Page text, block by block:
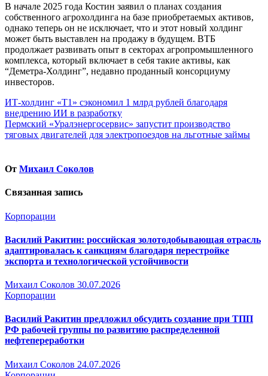
В начале 2025 года Костин заявил о планах создания
собственного агрохолдинга на базе приобретаемых активов,
однако теперь он не исключает, что и этот новый холдинг
может быть выставлен на продажу в будущем. ВТБ
продолжает развивать опыт в секторах агропромышленного
комплекса, который включает в себя такие активы, как
“Деметра-Холдинг”, недавно проданный консорциуму
инвесторов.
Навигация
по
записям
ИТ-холдинг «Т1» сэкономил 1 млрд рублей благодаря
внедрению ИИ в разработку
Пермский «Уралэнергосервис» запустит производство
тяговых двигателей для электропоездов на льготные займы
От Михаил Соколов
Связанная запись
Корпорации
Василий Ракитин: российская золотодобывающая отрасль
адаптировалась к санкциям благодаря перестройке
экспорта и технологической устойчивости
Михаил Соколов 30.07.2026
Корпорации
Василий Ракитин предложил обсудить создание при ТПП
РФ рабочей группы по развитию распределенной
нефтепереработки
Михаил Соколов 24.07.2026